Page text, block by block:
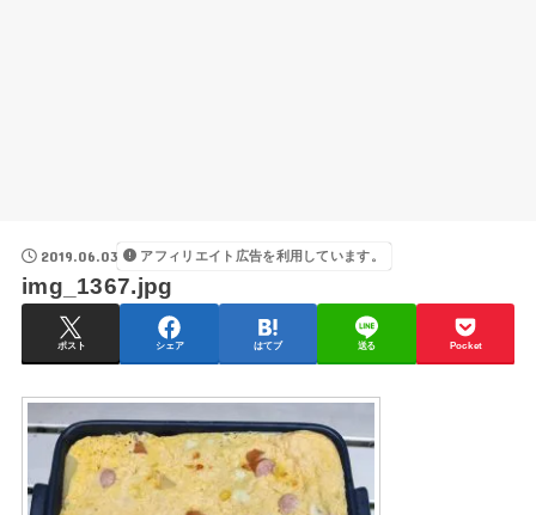
2019.06.03 アフィリエイト広告を利用しています。
img_1367.jpg
ポスト シェア はてブ 送る Pocket